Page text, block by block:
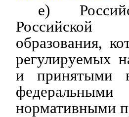
е)
Российской
образования,
регулируемых
и принятыми
нормативными